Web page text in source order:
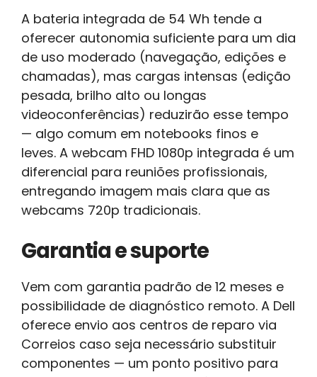
A bateria integrada de 54 Wh tende a
oferecer autonomia suficiente para um dia
de uso moderado (navegação, edições e
chamadas), mas cargas intensas (edição
pesada, brilho alto ou longas
videoconferências) reduzirão esse tempo
— algo comum em notebooks finos e
leves. A webcam FHD 1080p integrada é um
diferencial para reuniões profissionais,
entregando imagem mais clara que as
webcams 720p tradicionais.
Garantia e suporte
Vem com garantia padrão de 12 meses e
possibilidade de diagnóstico remoto. A Dell
oferece envio aos centros de reparo via
Correios caso seja necessário substituir
componentes — um ponto positivo para